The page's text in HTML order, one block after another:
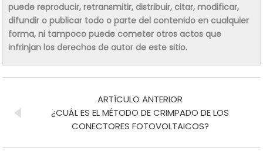
puede reproducir, retransmitir, distribuir, citar, modificar,
difundir o publicar todo o parte del contenido en cualquier
forma, ni tampoco puede cometer otros actos que
infrinjan los derechos de autor de este sitio.
ARTÍCULO ANTERIOR
¿CUÁL ES EL MÉTODO DE CRIMPADO DE LOS
CONECTORES FOTOVOLTAICOS?